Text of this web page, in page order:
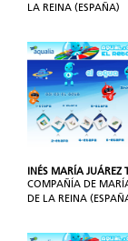
LA REINA (ESPAÑA)
INÉS MARÍA JUÁREZ
COMPAÑÍA DE
DE LA REINA